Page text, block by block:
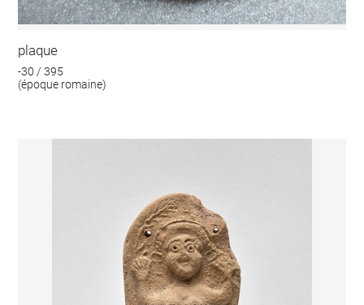
plaque
-30 / 395
(époque romaine)